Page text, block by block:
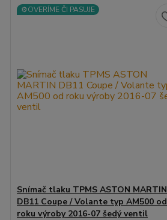
⚙️OVERÍME ČI PASUJE
Snímač tlaku TPMS ASTON MARTIN
DB11 Coupe / Volante typ AM500 od
roku výroby 2016-07 šedý ventil